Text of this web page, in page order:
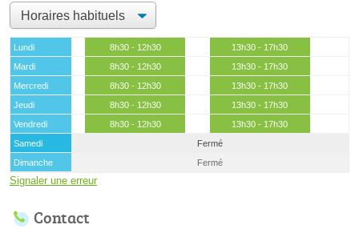
Lundi 8h30 - 12h30
13h30 - 17h30
Mardi
8h30 - 12h30
13h30 - 17h30
Mercredi
8h30 - 12h30
13h30 - 17h30
Jeudi
8h30 - 12h30
13h30 - 17h30
Vendredi
8h30 - 12h30
13h30 - 17h30
Samedi
Fermé
Dimanche
Fermé
Signaler une erreur
Contact